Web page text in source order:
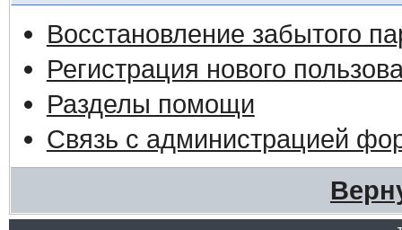
Восстановление забытого
Регистрация нового
Разделы помощи
Связь с администрацией